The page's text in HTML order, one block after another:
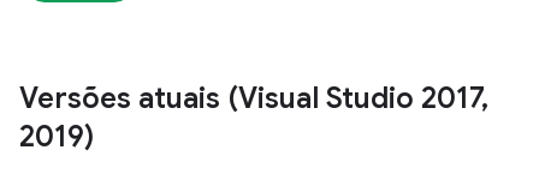
Versões atuais (Visual Studio 2017,
2019)